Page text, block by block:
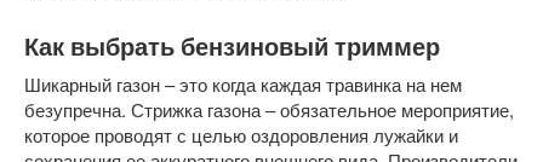
Как выбрать бензиновый триммер
Шикарный газон – это когда каждая травинка на нем
безупречна. Стрижка газона – обязательное мероприятие,
которое проводят с целью оздоровления лужайки и